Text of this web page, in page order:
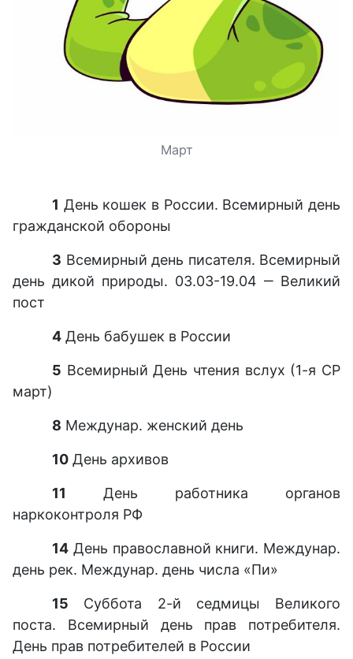
Март
1 День кошек в России. Всемирный день
гражданской обороны
3 Всемирный день писателя. Всемирный
день дикой природы. 03.03-19.04 ‒ Великий
пост
4 День бабушек в России
5 Всемирный День чтения вслух (1-я СР
март)
8 Междунар. женский день
10 День архивов
11 День работника органов
наркоконтроля РФ
14 День православной книги. Междунар.
день рек. Междунар. день числа «Пи»
15 Суббота 2-й седмицы Великого
поста. Всемирный день прав потребителя.
День прав потребителей в России